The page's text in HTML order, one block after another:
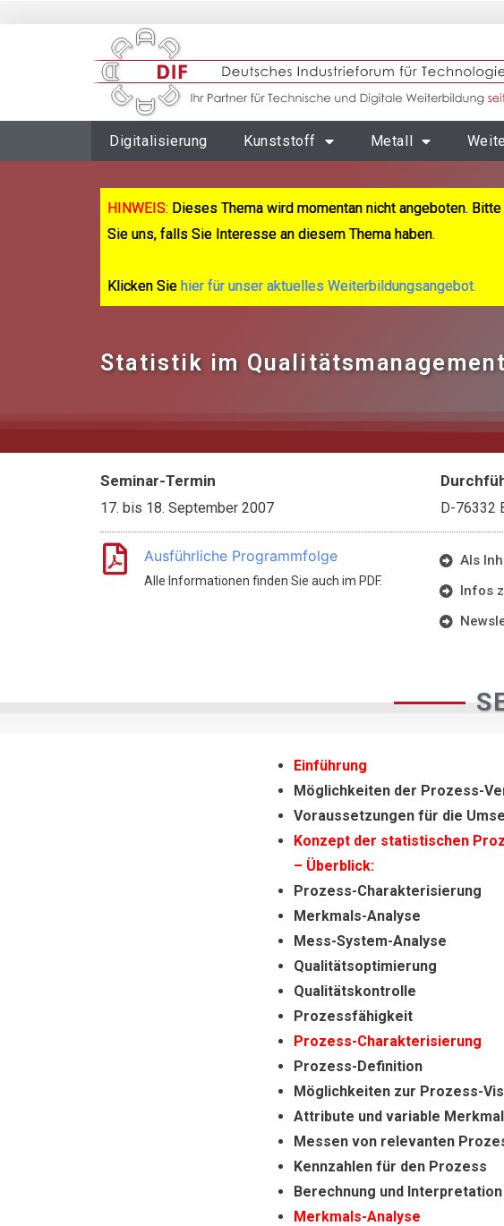
Digitalisierung Kunststoff Metall
HINWEIS: Dieses Thema wird momentan nicht angeboten. Bitte
Sie uns, falls Sie Interesse an diesem Thema haben.
Klicken Sie hier für unser aktuelles Weiterbildungsangebot.
Statistik im
Seminar-Termin
17. bis 18. September 2007 D-76332
Ausführliche Programmfolge
Alle Informationen finden Sie auch im PDF.
Als
Infos
Einführung
Möglichkeiten der Prozess-
Voraussetzungen für die
Konzept der statistischen
– Überblick:
Prozess-Charakterisierung
Merkmals-Analyse
Mess-System-Analyse
Qualitätsoptimierung
Qualitätskontrolle
Prozessfähigkeit
Prozess-Charakterisierung
Prozess-Definition
Möglichkeiten zur Prozess-
Attribute und variable
Messen von relevanten
Kennzahlen für den Prozess
Berechnung und
Merkmals-Analyse